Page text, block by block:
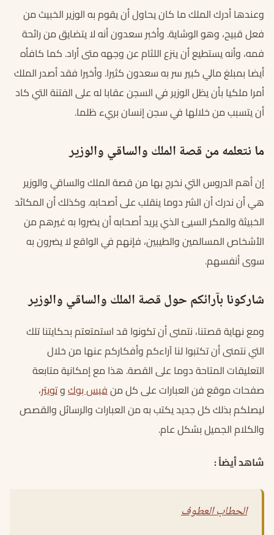
وعندها أدرك الملك ما كان يحاول أن يقوم به الوزير الخبيث من
فعل قبيح، وهو الوشاية. وأخبر سعدون أنه لا يتضايق من رائحة
فمه، وأنه يستطيع أن ينزع اللثام عن وجهه متى أراد. كما كافأه
أيضا بمبلغ مالي كبير سر به سعدون كثيرا. وأخيرا فقد أصدر الملك
أمرا ملكيا بأن يظل الوزير في السجن عقابا له على الفتنة التي كاد
أن يتسبب من خلالها في سجن إنسان بريء ظلما.
ما نتعلمه من قصة الملك والساقي والوزير
إن أهم الدروس التي نخرج بها من قصة الملك والساقي والوزير
هي أن ندرك أن الشر دوما ينقلب على أصحابه. وكذلك أن المكائد
الخبيثة والمكر السيئ الذي يريد أصحابه أن يضروا به غيرهم من
الأشخاص المسالمين والطيبين، فإنهم في الواقع لا يضرون به
سوى أنفسهم.
شاركونا بآرائكم حول قصة الملك والساقي والوزير
ومع نهاية قصتنا، نتمنى أن تكونوا قد استمتعتم بحكايتنا تلك
التي نتمنى أن تكتبوا لنا آراءكم وأفكاركم عنها من خلال
التعليقات المتاحة دوما على القصة. هذا مع إمكانية متابعة
صفحات موقع فن العبارات على كل منفيس بوكوتويتر،
ليصلكم بذلك كل جديد يكتب به من العبارات والرسائل والقصص
والكلام الجميل بشكل عام.
شاهد أيضاُ :
الحطاب العطوف